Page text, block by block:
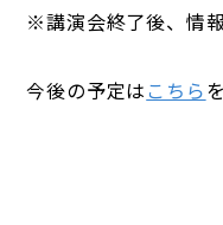
※講演会終了後、情
今後の予定は こちら